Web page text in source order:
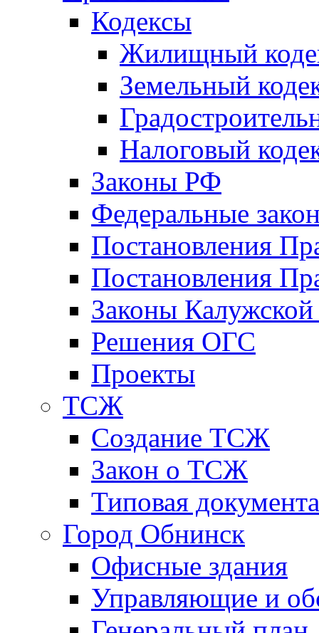
Кодексы
Жилищный
Земельный
Налоговый
Законы РФ
Федеральные
Постановления
Постановления
Законы Калужской
Решения ОГС
Проекты
ТСЖ
Создание ТСЖ
Закон о ТСЖ
Типовая
Город Обнинск
Офисные здания
Управляющие и